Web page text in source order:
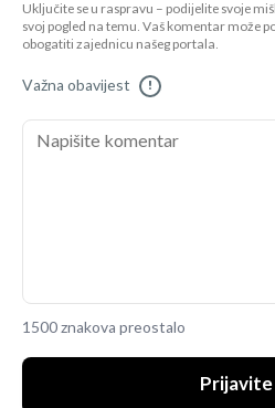
Uključite se u raspravu – podijelite svoje
svoj pogled na temu. Vaš komentar može
obogatiti zajednicu našeg portala.
Važna obavijest !
1500 znakova preostalo
Prijavite